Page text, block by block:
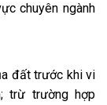
chuyên ngành
đất trước khi vi
trừ trường hợp